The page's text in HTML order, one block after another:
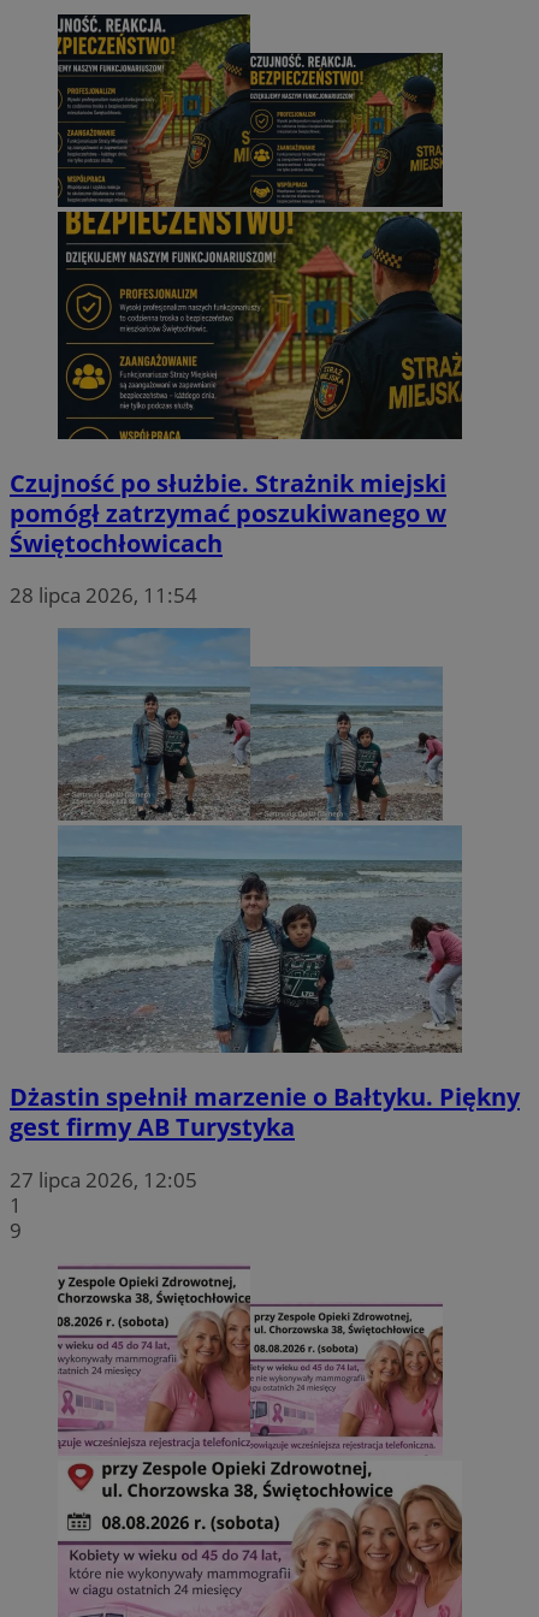
Czujność po służbie. Strażnik miejski
pomógł zatrzymać poszukiwanego w
Świętochłowicach
28 lipca 2026, 11:54
Dżastin spełnił marzenie o Bałtyku. Piękny
gest firmy AB Turystyka
27 lipca 2026, 12:05
1
9
_clck .swiony.pl
swiony.pl
_ga_DEDM2KCVWQ .swiony.pl 1 rok 1 miesiąc
.swiony.pl
VP .contextweb.com
11 miesięcy 4
sa-user-id
StackAdapt
sync.srv.stackadapt.com
openstat_hge0q84ff53k1ewt6gjqd63zyl2lxy .openstat.eu
__Secure-ROLLOUT_TOKEN .youtube.com
eud
.rfihub.com
ustat_avx25lhype2d7Xurw4gXemm3qt81gb .ustat.info
ustat_3jxki5X5jX9uhgyyxe38zakc2bd1ff .ustat.info
DSID
.doubleclick.net
Quality Unit LLC
.quantserve.com
sp
Eventbrite Inc.